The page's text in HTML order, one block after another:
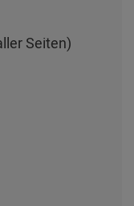
Seiten)